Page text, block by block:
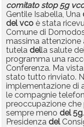
comitato stop 5g
Gentile Isabella, Una
del vco è stata
Comune di
massima attenzione
tutela della salute
programma una
Conferenza. Ma
stato tutto rinviato.
implementazione di
le compagnie
preoccupazione
sempre meno del 5g
Presidenza del